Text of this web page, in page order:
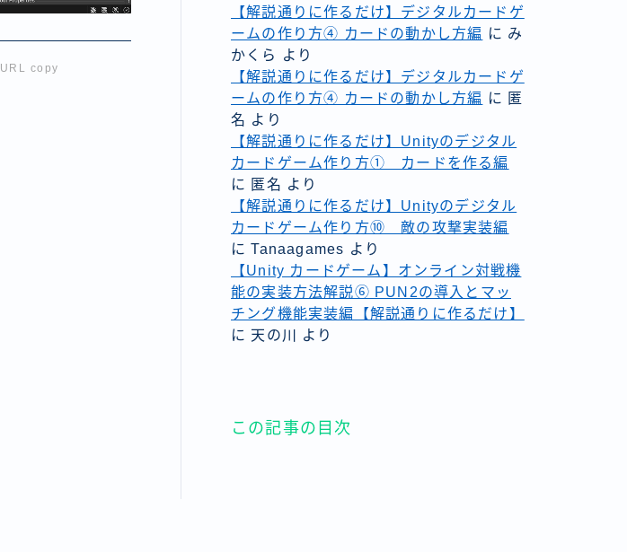
URL copy
【解説通りに作るだけ】デジタルカードゲ
ームの作り方④ カードの動かし方編 に み
かくら
より
【解説通りに作るだけ】デジタルカードゲ
ームの作り方④ カードの動かし方編 に 匿
名 より
【解説通りに作るだけ】Unityのデジタル
カードゲーム作り方① カードを作る編
に 匿名 より
【解説通りに作るだけ】Unityのデジタル
カードゲーム作り方⑩ 敵の攻撃実装編
にTanaagames より
【Unity カードゲーム】オンライン対戦機
能の実装方法解説⑥ PUN2の導入とマッ
チング機能実装編【解説通りに作るだけ】
に 天の川 より
この記事の目次